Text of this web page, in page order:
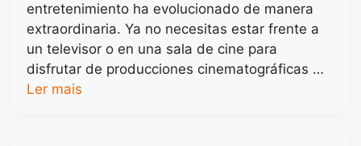
entretenimiento ha evolucionado de manera
extraordinaria. Ya no necesitas estar frente a
un televisor o en una sala de cine para
disfrutar de producciones cinematográficas …
Ler mais